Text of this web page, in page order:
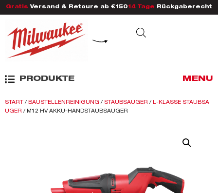
Gratis Versand & Retoure ab €150 14 Tage Rückgaberecht
PRODUKTE MENU
START / BAUSTELLENREINIGUNG / STAUBSAUGER / L-KLASSE STAUBSA
UGER / M12 HV AKKU-HANDSTAUBSAUGER